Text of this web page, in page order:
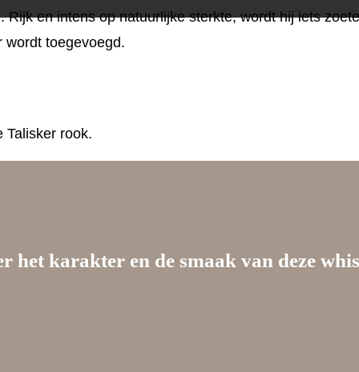
en intens op natuurlijke sterkte, wordt hij iets
wordt toegevoegd.
Talisker rook.
het karakter en de smaak van deze